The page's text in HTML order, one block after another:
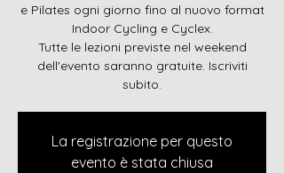
e Pilates ogni giorno fino al nuovo format
Indoor Cycling e Cyclex.
Tutte le lezioni previste nel weekend
dell'evento saranno gratuite. Iscriviti
subito.
La registrazione per questo
evento è stata chiusa